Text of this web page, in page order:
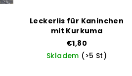
Leckerlis für Kaninchen
mit Kurkuma
€1,80
Skladem (>5 St)